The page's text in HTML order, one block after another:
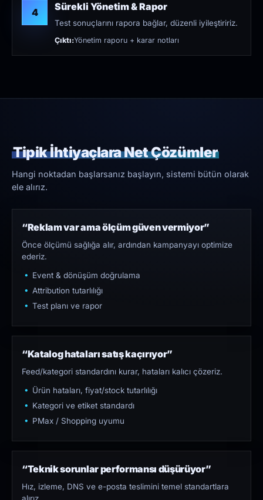
4 Sürekli Yönetim & Rapor
Test sonuçlarını rapora bağlar, düzenli iyileştiririz.
Çıktı:Yönetim raporu + karar notları
Tipik İhtiyaçlara Net Çözümler
Hangi noktadan başlarsanız başlayın, sistemi bütün olarak
ele alırız.
“Reklam var ama ölçüm güven vermiyor”
Önce ölçümü sağlığa alır, ardından kampanyayı optimize
ederiz.
Event & dönüşüm doğrulama
Attribution tutarlılığı
Test planı ve rapor
“Katalog hataları satış kaçırıyor”
Feed/kategori standardını kurar, hataları kalıcı çözeriz.
Ürün hataları, fiyat/stock tutarlılığı
Kategori ve etiket standardı
PMax / Shopping uyumu
“Teknik sorunlar performansı düşürüyor”
Hız, izleme, DNS ve e-posta teslimini temel standartlara